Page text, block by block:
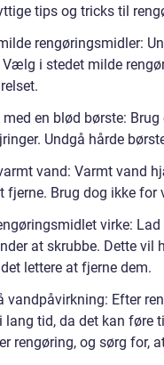
tips og tricks til
rengøringsmidler:
i stedet milde
en blød børste:
Undgå hårde
vand: Varmt vand
fjerne. Brug dog ikke
virke:
at skrubbe. Dette
lettere at fjerne dem.
vandpåvirkning: Efter
lang tid, da det kan føre
rengøring, og sørg for,